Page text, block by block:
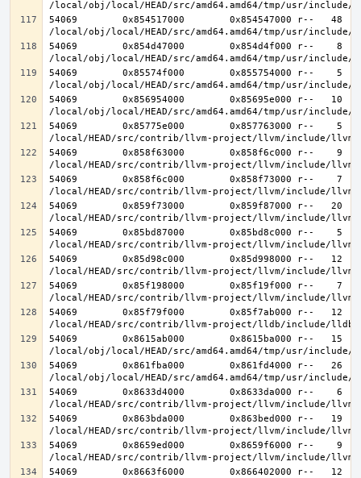
54069        0x854517000        0x854547000 r--   48
54069        0x854d47000        0x854d4f000 r--    8
54069        0x85574f000        0x855754000 r--    5
54069        0x856954000        0x85695e000 r--   10
54069        0x85775e000        0x857763000 r--    5
54069        0x858f63000        0x858f6c000 r--    9
54069        0x858f6c000        0x858f73000 r--    7
54069        0x859f73000        0x859f87000 r--   20
54069        0x85bd87000        0x85bd8c000 r--    5
54069        0x85d98c000        0x85d998000 r--   12
54069        0x85f198000        0x85f19f000 r--    7
54069        0x85f79f000        0x85f7ab000 r--   12
54069        0x8615ab000        0x8615ba000 r--   15
54069        0x861fba000        0x861fd4000 r--   26
54069        0x8633d4000        0x8633da000 r--    6
54069        0x863bda000        0x863bed000 r--   19
54069        0x8659ed000        0x8659f6000 r--    9
54069        0x8663f6000        0x866402000 r--   12